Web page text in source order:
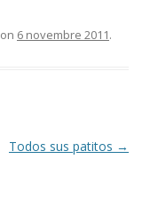
on 6 novembre 2011.
Todos sus patitos →